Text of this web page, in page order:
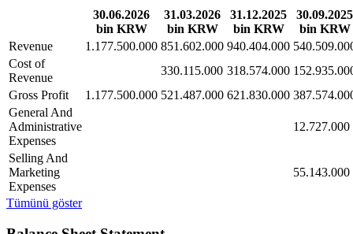
30.06.2026
bin KRW
31.03.2026
bin KRW
31.12.2025
bin KRW
30.09.2025
bin KRW
Revenue
1.177.500.000 851.602.000 940.404.000
Cost of
Revenue
330.115.000 318.574.000
Gross Profit
1.177.500.000 521.487.000 621.830.000
General And
Administrative
Expenses
12.727.000
Selling And
Marketing
Expenses
55.143.000
Tümünü göster